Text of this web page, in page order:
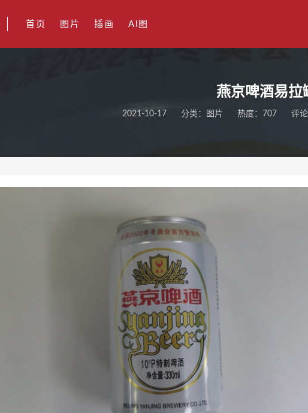
首页 图片 插画 AI图
燕京啤酒易拉
2021-10-17 分类： 图片 热度：707 评论